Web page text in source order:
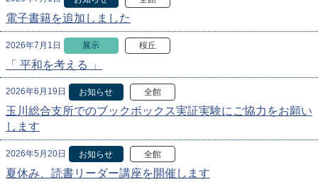
電子書籍を追加しました
2026年7月1日 展示 桜丘
「 平和を考える 」
2026年6月19日 お知らせ 全館
玉川総合支所でのブックボックス実証実験にご協力をお願い
します
2026年5月20日 お知らせ 全館
夏休み、読書リーダー講座を開催します